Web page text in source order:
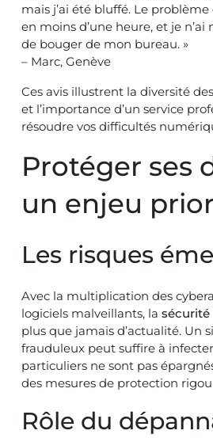
mais j’ai été bluffé. Le
en moins d’une heure, et je
de bouger de mon bureau. »
– Marc, Genève
Ces avis illustrent la diversité
et l’importance d’un service
résoudre vos difficultés
Protéger ses
un enjeu
Les risques
Avec la multiplication des
logiciels malveillants, la
plus que jamais d’actualité. Un
frauduleux peut suffire à
particuliers ne sont pas
des mesures de protection
Rôle du